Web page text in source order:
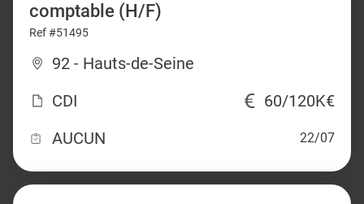
comptable (H/F)
Ref #51495
92 - Hauts-de-Seine
CDI
60/120K€
AUCUN
22/07